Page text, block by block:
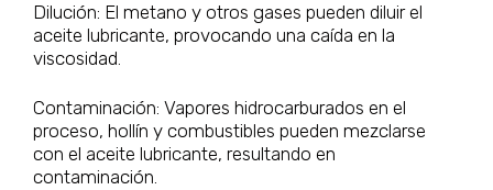
Dilución: El metano y otros gases pueden diluir el
aceite lubricante, provocando una caída en la
viscosidad.
Contaminación: Vapores hidrocarburados en el
proceso, hollín y combustibles pueden mezclarse
con el aceite lubricante, resultando en
contaminación.